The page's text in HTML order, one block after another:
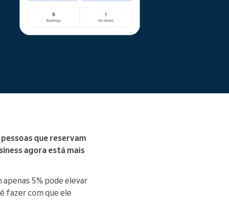
pessoas que reservam
agora está mais
5% pode elevar
fazer com que ele